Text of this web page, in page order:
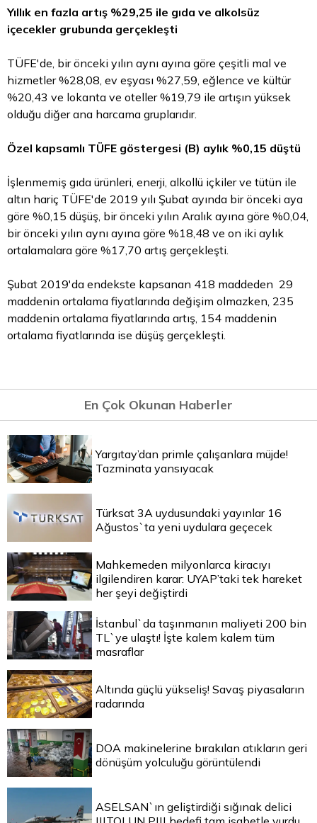
Yıllık en fazla artış %29,25 ile gıda ve alkolsüz
içecekler grubunda gerçekleşti
TÜFE'de, bir önceki yılın aynı ayına göre çeşitli mal ve
hizmetler %28,08, ev eşyası %27,59, eğlence ve kültür
%20,43 ve lokanta ve oteller %19,79 ile artışın yüksek
olduğu diğer ana harcama gruplarıdır.
Özel kapsamlı TÜFE göstergesi (B) aylık %0,15 düştü
İşlenmemiş gıda ürünleri, enerji, alkollü içkiler ve tütün ile
altın hariç TÜFE'de 2019 yılı Şubat ayında bir önceki aya
göre %0,15 düşüş, bir önceki yılın Aralık ayına göre %0,04,
bir önceki yılın aynı ayına göre %18,48 ve on iki aylık
ortalamalara göre %17,70 artış gerçekleşti.
Şubat 2019'da endekste kapsanan 418 maddeden 29
maddenin ortalama fiyatlarında değişim olmazken, 235
maddenin ortalama fiyatlarında artış, 154 maddenin
ortalama fiyatlarında ise düşüş gerçekleşti.
En Çok Okunan Haberler
Yargıtay’dan primle çalışanlara müjde!
Tazminata yansıyacak
Türksat 3A uydusundaki yayınlar 16
Ağustos`ta yeni uydulara geçecek
Mahkemeden milyonlarca kiracıyı
ilgilendiren karar: UYAP’taki tek hareket
her şeyi değiştirdi
İstanbul`da taşınmanın maliyeti 200 bin
TL`ye ulaştı! İşte kalem kalem tüm
masraflar
Altında güçlü yükseliş! Savaş piyasaların
radarında
DOA makinelerine bırakılan atıkların geri
dönüşüm yolculuğu görüntülendi
ASELSAN`ın geliştirdiği sığınak delici